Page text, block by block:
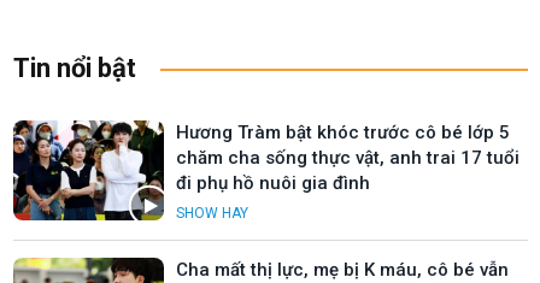
Tin nổi bật
Hương Tràm bật khóc trước cô bé lớp 5
chăm cha sống thực vật, anh trai 17 tuổi
đi phụ hồ nuôi gia đình
SHOW HAY
Cha mất thị lực, mẹ bị K máu, cô bé vẫn